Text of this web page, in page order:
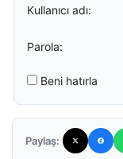
Kullanıcı adı:
Parola:
Beni hatırla
Paylaş: